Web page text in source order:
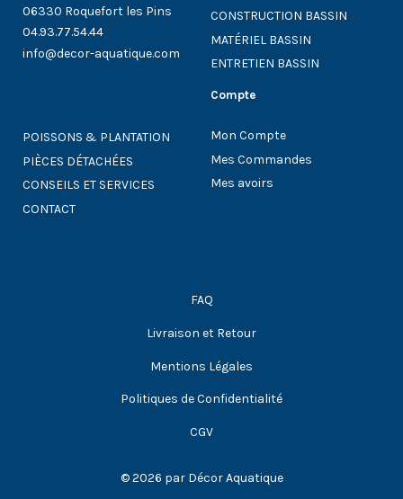
06330 Roquefort les Pins
04.93.77.54.44
info@decor-aquatique.com
CONSTRUCTION BASSIN
MATÉRIEL BASSIN
ENTRETIEN BASSIN
POISSONS & PLANTATION
PIÈCES DÉTACHÉES
CONSEILS ET SERVICES
CONTACT
Compte
Mon Compte
Mes Commandes
Mes avoirs
FAQ
Livraison et Retour
Mentions Légales
Politiques de Confidentialité
CGV
© 2026 par Décor Aquatique